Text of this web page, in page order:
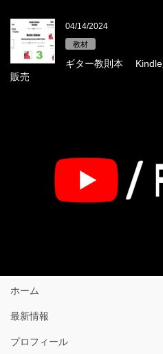
04/14/2024
教材
ギター教則本 Kindle
販売
ホーム
最新情報
プロフィール